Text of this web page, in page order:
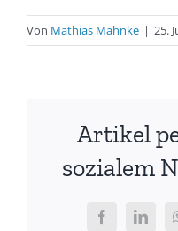
Von Mathias Mahnke | 25.
Artikel
sozialem
Facebook